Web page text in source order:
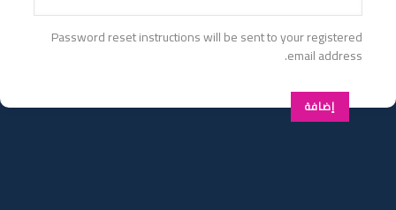
Password reset instructions will be sent to your registered
email address.